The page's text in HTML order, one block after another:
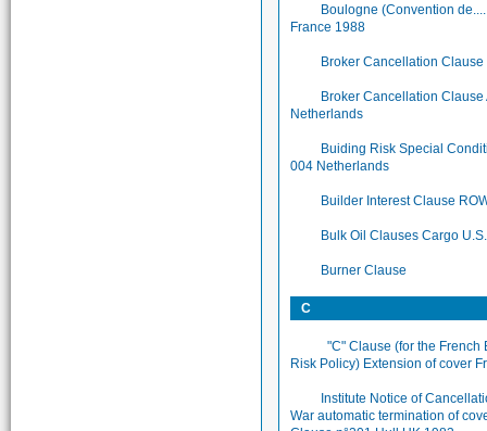
Boulogne (Convention
France 1988
Broker Cancellation Clause
Broker Cancellation Clause
Netherlands
Buiding Risk Special
004 Netherlands
Builder Interest Clause
Bulk Oil Clauses Cargo
Burner Clause
C
"C" Clause (for the French
Risk Policy) Extension of cover
Institute Notice of
War automatic termination of